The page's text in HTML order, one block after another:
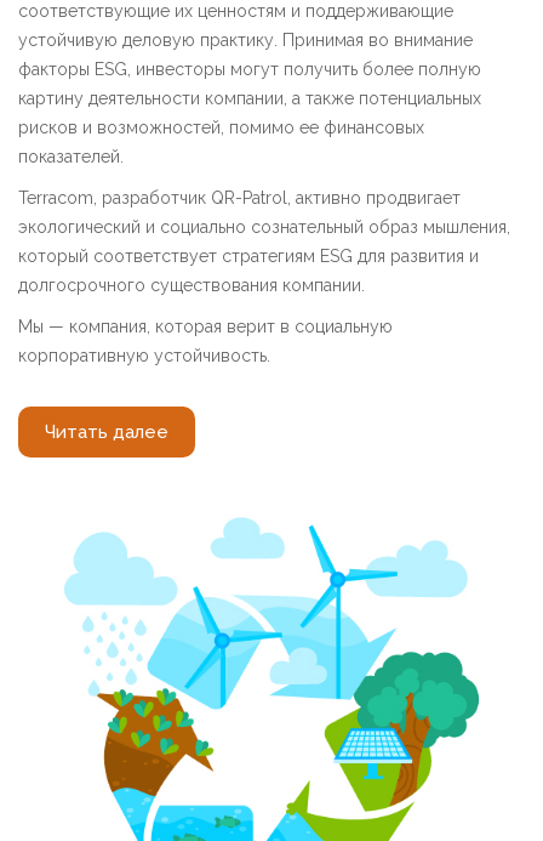
соответствующие их ценностям и поддерживающие
устойчивую деловую практику. Принимая во внимание
факторы ESG, инвесторы могут получить более полную
картину деятельности компании, а также потенциальных
рисков и возможностей, помимо ее финансовых
показателей.
Terracom, разработчик QR-Patrol, активно продвигает
экологический и социально сознательный образ мышления,
который соответствует стратегиям ESG для развития и
долгосрочного существования компании.
Мы — компания, которая верит в социальную
корпоративную устойчивость.
Читать далее